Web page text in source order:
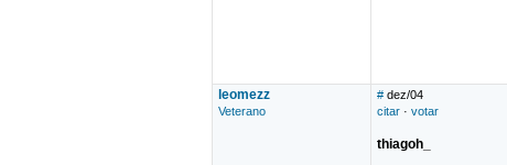
leomezz
Veterano
# dez/04
citar · votar
thiagoh_